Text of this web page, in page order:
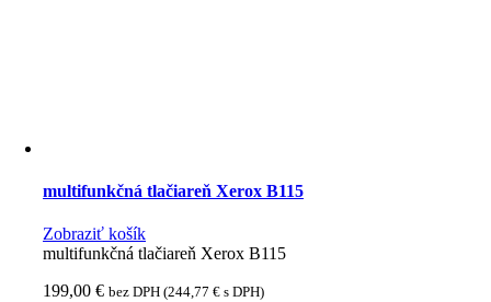
multifunkčná tlačiareň Xerox B115
Zobraziť košík
multifunkčná tlačiareň Xerox B115
199,00€ bez DPH (244,77€ s DPH)